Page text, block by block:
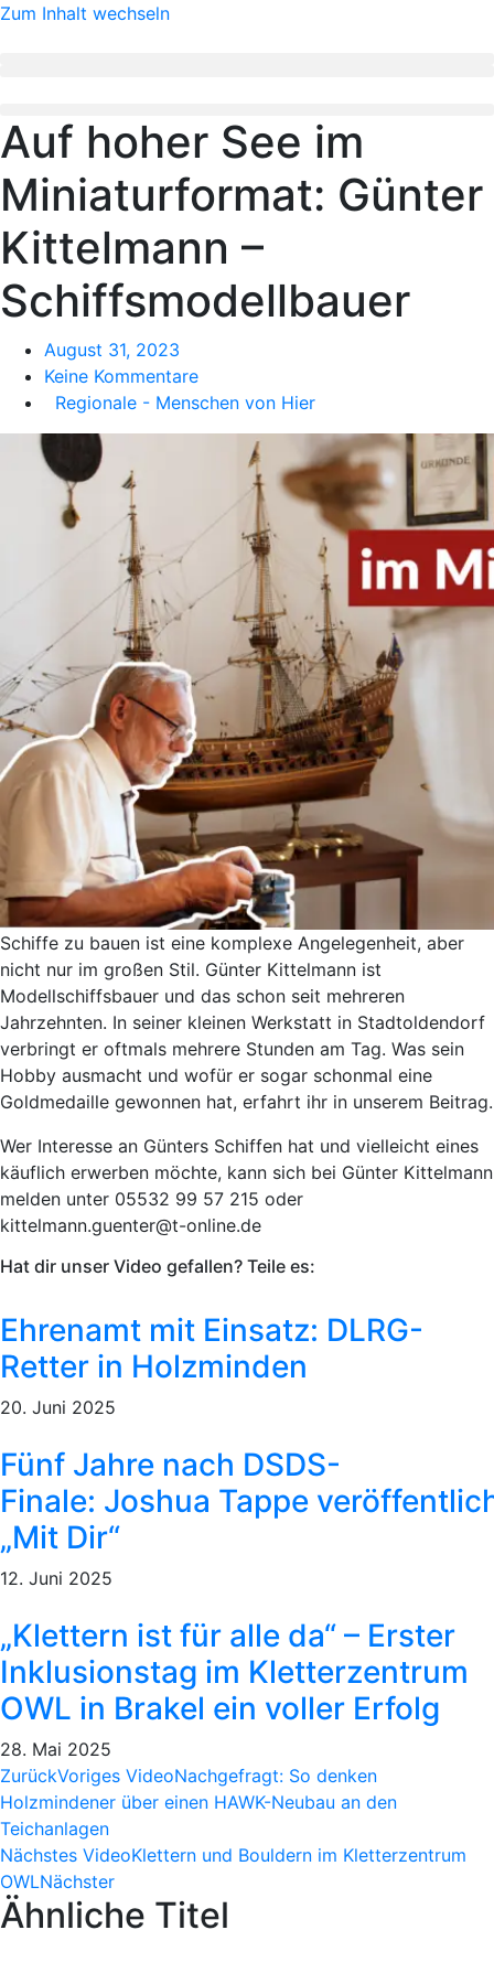
Zum Inhalt wechseln
Auf hoher See im
Miniaturformat: Günter
Kittelmann –
Schiffsmodellbauer
August 31, 2023
Keine Kommentare
Regionale - Menschen von Hier
Schiffe zu bauen ist eine komplexe Angelegenheit, aber
nicht nur im großen Stil. Günter Kittelmann ist
Modellschiffsbauer und das schon seit mehreren
Jahrzehnten. In seiner kleinen Werkstatt in Stadtoldendorf
verbringt er oftmals mehrere Stunden am Tag. Was sein
Hobby ausmacht und wofür er sogar schonmal eine
Goldmedaille gewonnen hat, erfahrt ihr in unserem Beitrag.
Wer Interesse an Günters Schiffen hat und vielleicht eines
käuflich erwerben möchte, kann sich bei Günter Kittelmann
melden unter 05532 99 57 215 oder
kittelmann.guenter@t-online.de
Hat dir unser Video gefallen? Teile es:
Ehrenamt mit Einsatz: DLRG-
Retter in Holzminden
20. Juni 2025
Fünf Jahre nach DSDS-
Finale: Joshua Tappe
„Mit Dir“
12. Juni 2025
„Klettern ist für alle da“ – Erster
Inklusionstag im Kletterzentrum
OWL in Brakel ein voller Erfolg
28. Mai 2025
ZurückVoriges VideoNachgefragt: So denken
Holzmindener über einen HAWK-Neubau an den
Teichanlagen
Nächstes VideoKlettern und Bouldern im Kletterzentrum
OWLNächster
Ähnliche Titel